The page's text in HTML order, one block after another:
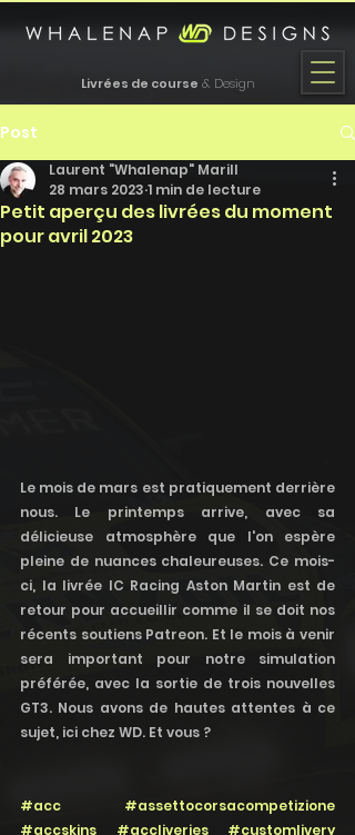
Livrées de course & Design
Post
Petit aperçu des livrées du moment
pour avril 2023
Laurent "Whalenap" Marill
28 mars 2023 1 min de lecture
Le mois de mars est pratiquement derrière
nous. Le printemps arrive, avec sa
délicieuse atmosphère que l'on espère
pleine de nuances chaleureuses. Ce mois-
ci, la livrée IC Racing Aston Martin est de
retour pour accueillir comme il se doit nos
récents soutiens Patreon. Et le mois à venir
sera important pour notre simulation
préférée, avec la sortie de trois nouvelles
GT3. Nous avons de hautes attentes à ce
sujet, ici chez WD. Et vous ?
#acc
#assettocorsacompetizione
#accskins
#accliveries
#customlivery